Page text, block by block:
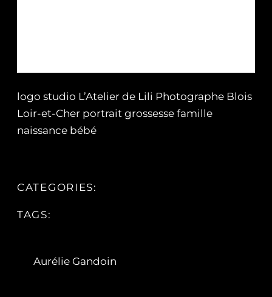
logo studio L’Atelier de Lili Photographe Blois
Loir-et-Cher portrait grossesse famille
naissance bébé
CATEGORIES:
TAGS:
Aurélie Gandoin